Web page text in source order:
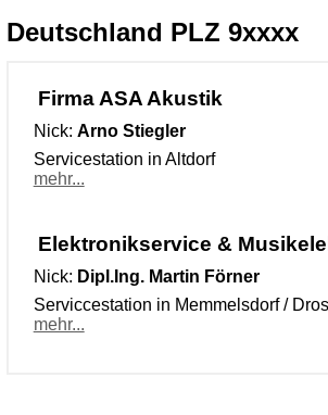
Deutschland PLZ 9xxxx
Firma ASA Akustik
Nick: Arno Stiegler
Servicestation in Altdorf
mehr...
Elektronikservice &
Nick: Dipl.Ing. Martin Förner
Serviccestation in Memmelsdorf /
mehr...